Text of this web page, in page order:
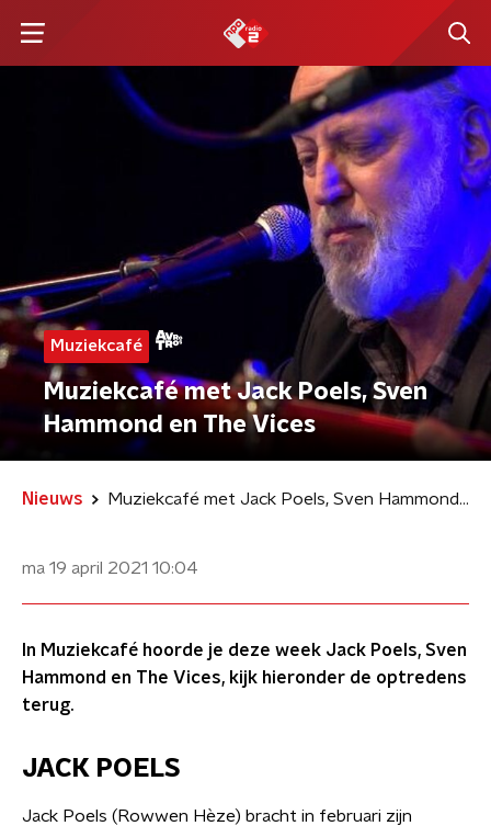
Muziekcafé
Muziekcafé met Jack Poels, Sven
Hammond en The Vices
Nieuws Muziekcafé met Jack Poels, Sven Hammond en The Vices
ma 19 april 2021 10:04
In Muziekcafé hoorde je deze week Jack Poels, Sven
Hammond en The Vices, kijk hieronder de optredens
terug.
JACK POELS
Jack Poels (Rowwen Hèze) bracht in februari zijn